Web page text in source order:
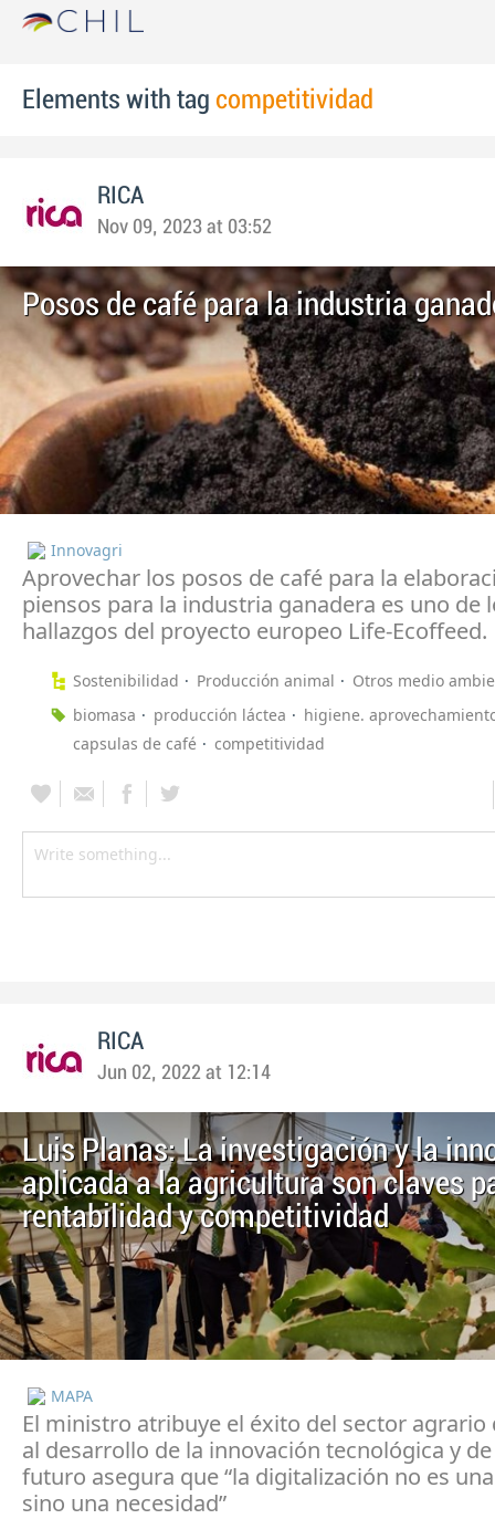
Elements with tag competitividad
RICA
Nov 09, 2023 at 03:52
Posos de café para la industria
Innovagri
Aprovechar los posos de café para la
piensos para la industria ganadera es uno de
hallazgos del proyecto europeo Life-Ecoffeed.
Sostenibilidad Producción animal
Otros medio
biomasa
producción láctea
higiene.
capsulas de café
competitividad
RICA
Jun 02, 2022 at 12:14
Luis Planas: La investigación y la
aplicada a la agricultura son claves
rentabilidad y competitividad
MAPA
El ministro atribuye el éxito del sector agrario
al desarrollo de la innovación tecnológica y
futuro asegura que “la digitalización no es
sino una necesidad”